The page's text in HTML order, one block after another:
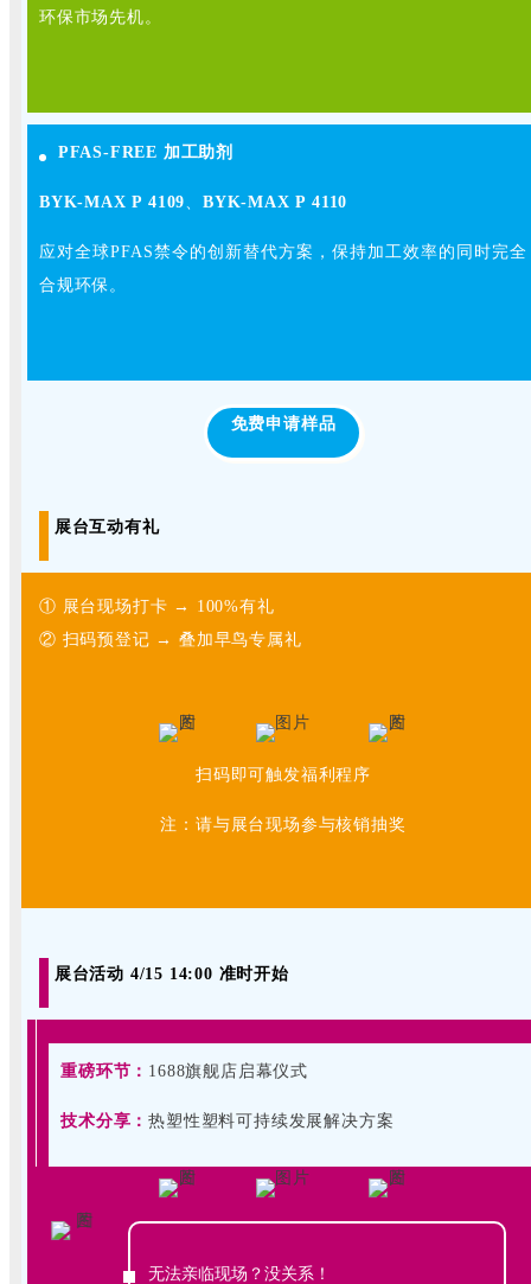
环保市场先机。
PFAS-FREE 加工助剂
BYK-MAX P 4109 、BYK-MAX P 4110
应对全球PFAS禁令的创新替代方案，保持加工效率的同时完全
合规环保。
免费申请样品
展台互动有礼
① 展台现场打卡 → 100%有礼
② 扫码预登记 → 叠加早鸟专属礼
扫码即可触发福利程序
注：请与展台现场参与核销抽奖
展台活动 4/15 14:00 准时开始
重磅环节： 1688旗舰店启幕仪式
技术分享：热塑性塑料可持续发展解决方案
无法亲临现场？没关系！